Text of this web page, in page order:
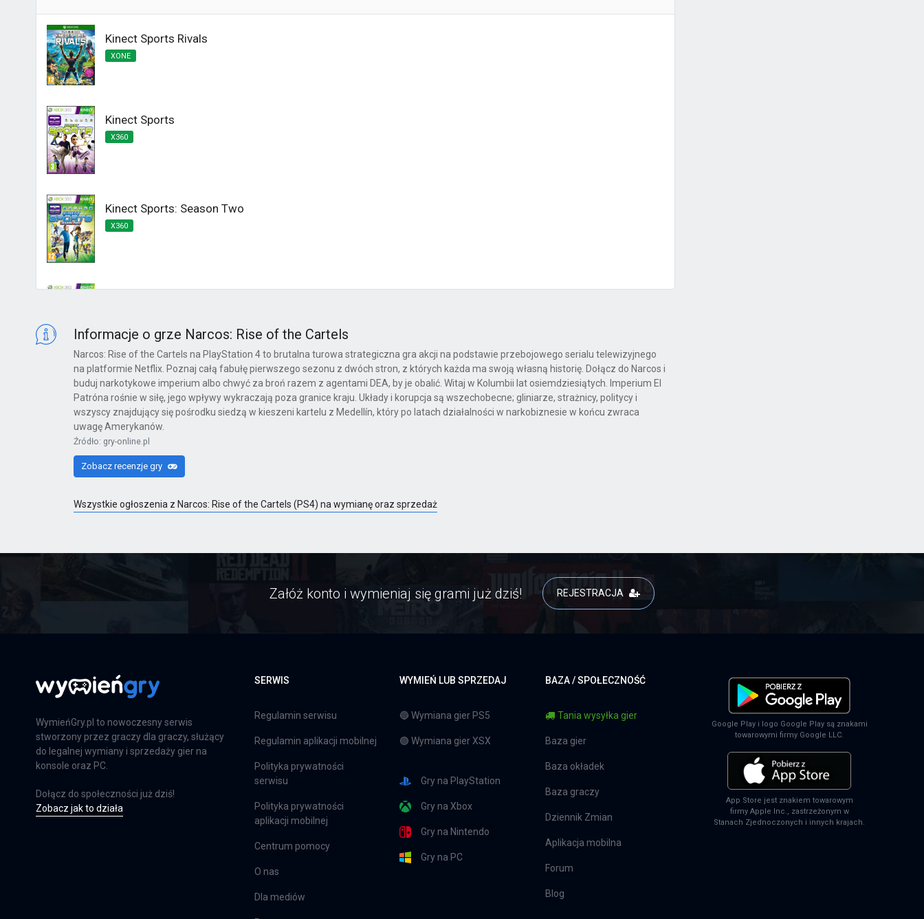
Kinect Sports Rivals
XONE
Kinect Sports
X360
Kinect Sports: Season Two
X360
Far Cry 6: Yara Edition
PS4
Far Cry 6
PS5
Farming Simulator 25
XSX
Informacje o grze Narcos: Rise of the Cartels
Narcos: Rise of the Cartels na PlayStation 4 to brutalna turowa strategiczna gra akcji na podstawie przebojowego serialu telewizyjnego
na platformie Netflix. Poznaj całą fabułę pierwszego sezonu z dwóch stron, z których każda ma swoją własną historię. Dołącz do Narcos i
buduj narkotykowe imperium albo chwyć za broń razem z agentami DEA, by je obalić. Witaj w Kolumbii lat osiemdziesiątych. Imperium El
Patróna rośnie w siłę, jego wpływy wykraczają poza granice kraju. Układy i korupcja są wszechobecne; gliniarze, strażnicy, politycy i
wszyscy znajdujący się pośrodku siedzą w kieszeni kartelu z Medellín, który po latach działalności w narkobiznesie w końcu zwraca
uwagę Amerykanów.
Źródło: gry-online.pl
Zobacz recenzje gry
Wszystkie ogłoszenia z Narcos: Rise of the Cartels (PS4) na wymianę oraz sprzedaż
Załóż konto i wymieniaj się grami już dziś! REJESTRACJA
WymieńGry.pl to nowoczesny serwis
stworzony przez graczy dla graczy, służący
do legalnej wymiany i sprzedaży gier na
konsole oraz PC.
Dołącz do społeczności już dziś!
Zobacz jak to działa
SERWIS
Regulamin serwisu
Regulamin aplikacji mobilnej
Polityka prywatności
serwisu
Polityka prywatności
aplikacji mobilnej
Centrum pomocy
O nas
Dla mediów
WYMIEŃ LUB SPRZEDAJ
🔵 Wymiana gier PS5
🟢 Wymiana gier XSX
Gry na PlayStation
Gry na Xbox
Gry na Nintendo
Gry na PC
BAZA / SPOŁECZNOŚĆ
Tania wysyłka gier
Baza gier
Baza okładek
Baza graczy
Dziennik Zmian
Aplikacja mobilna
Forum
Blog
Google Play i logo Google Play są znakami
towarowymi firmy Google LLC.
App Store jest znakiem towarowym
firmy Apple Inc., zastrzeżonym w
Stanach Zjednoczonych i innych krajach.